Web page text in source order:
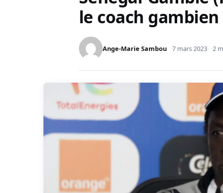
le coach
Ange-Marie Sambou 7 mars 2023 2